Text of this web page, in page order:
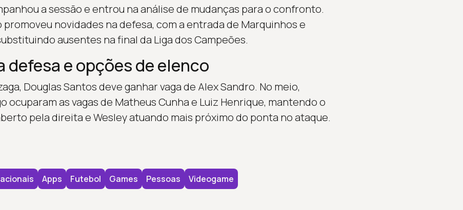
a sessão e entrou na análise de mudanças para o confronto.
promoveu novidades na defesa, com a entrada de Marquinhos e
ausentes na final da Liga dos Campeões.
defesa e opções de elenco
Douglas Santos deve ganhar vaga de Alex Sandro. No meio,
ocuparam as vagas de Matheus Cunha e Luiz Henrique, mantendo o
pela direita e Wesley atuando mais próximo do ponta no ataque.
Apps Futebol Games Pessoas Videogame